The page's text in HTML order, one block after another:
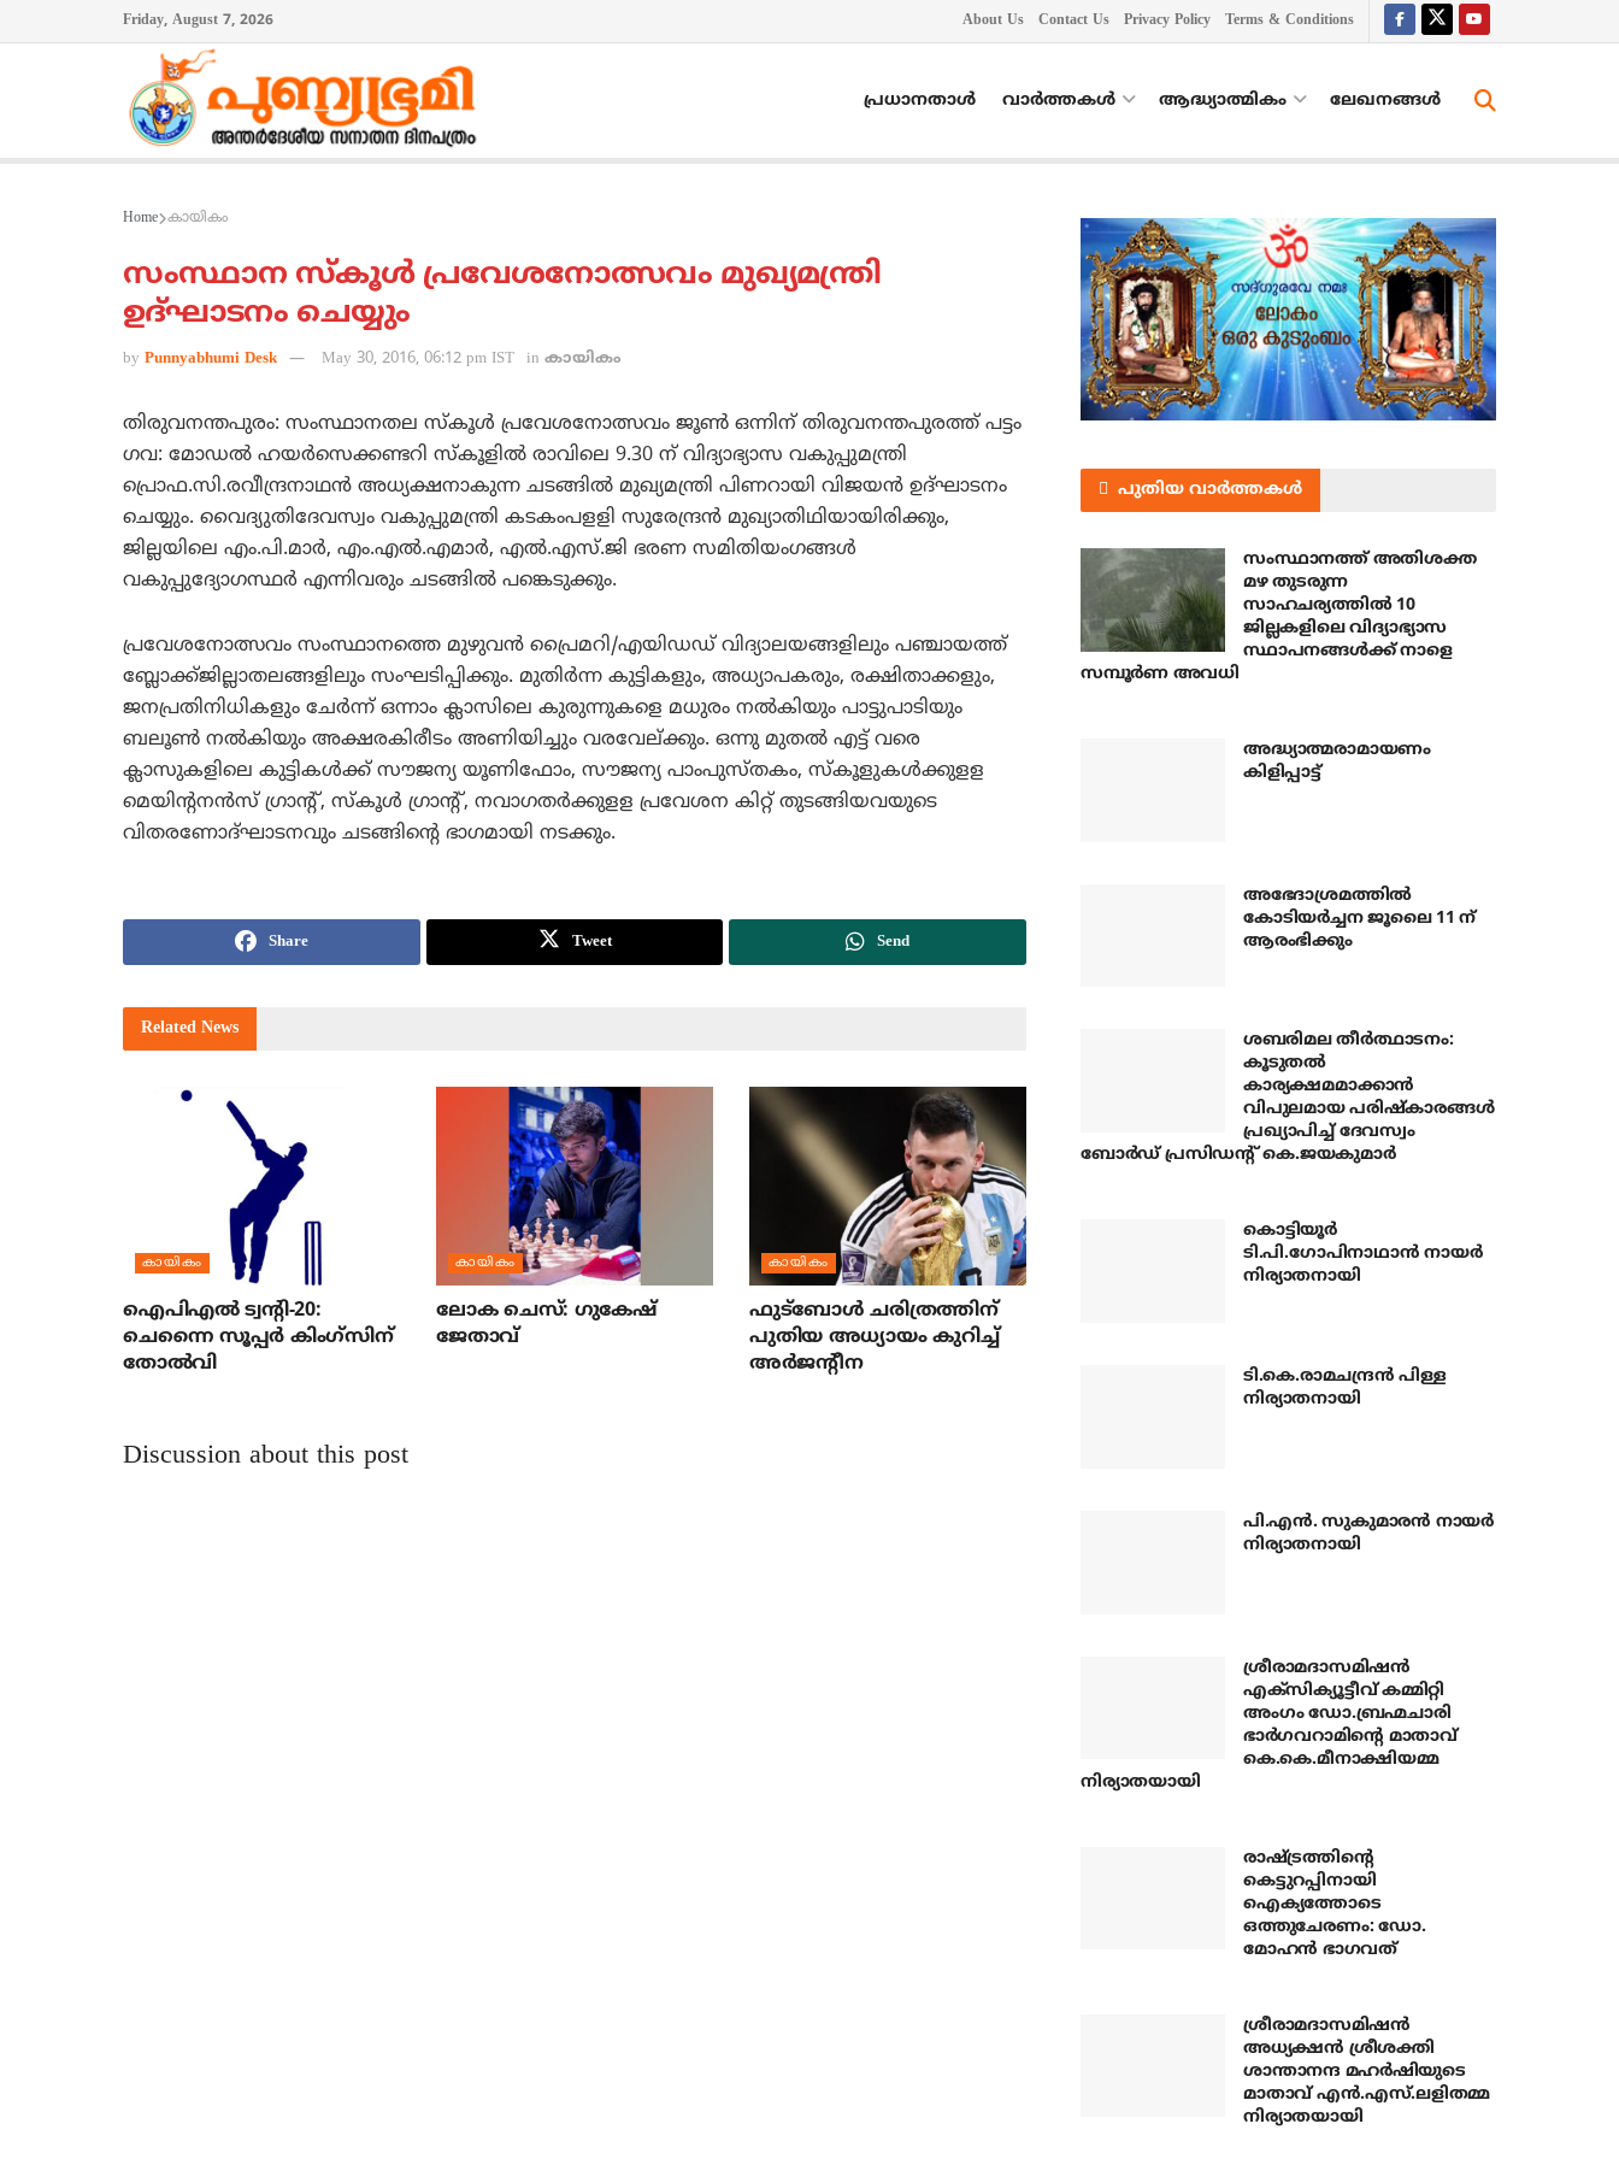
Friday, August 7, 2026 About Us Contact Us Privacy Policy Terms & Conditions
പ്രധാനതാൾ വാർത്തകൾ ആദ്ധ്യാത്മികം ലേഖനങ്ങള്‍
Home കായികം
സംസ്ഥാന സ്‌കൂള്‍ പ്രവേശനോത്സവം മുഖ്യമന്ത്രി
ഉദ്ഘാടനം ചെയ്യും
by Punnyabhumi Desk May 30, 2016, 06:12 pm IST in കായികം
തിരുവനന്തപുരം: സംസ്ഥാനതല സ്‌കൂള്‍ പ്രവേശനോത്സവം ജൂണ്‍ ഒന്നിന് തിരുവനന്തപുരത്ത് പട്ടം
ഗവ: മോഡല്‍ ഹയര്‍സെക്കണ്ടറി സ്‌കൂളില്‍ രാവിലെ 9.30 ന് വിദ്യാഭ്യാസ വകുപ്പുമന്ത്രി
പ്രൊഫ.സി.രവീന്ദ്രനാഥന്‍ അധ്യക്ഷനാകുന്ന ചടങ്ങില്‍ മുഖ്യമന്ത്രി പിണറായി വിജയന്‍ ഉദ്ഘാടനം
ചെയ്യും. വൈദ്യുതിദേവസ്വം വകുപ്പുമന്ത്രി കടകംപളളി സുരേന്ദ്രന്‍ മുഖ്യാതിഥിയായിരിക്കും,
ജില്ലയിലെ എം.പി.മാര്‍, എം.എല്‍.എമാര്‍, എല്‍.എസ്.ജി ഭരണ സമിതിയംഗങ്ങള്‍
വകുപ്പുദ്യോഗസ്ഥര്‍ എന്നിവരും ചടങ്ങില്‍ പങ്കെടുക്കും.
പ്രവേശനോത്സവം സംസ്ഥാനത്തെ മുഴുവന്‍ പ്രൈമറി/എയിഡഡ് വിദ്യാലയങ്ങളിലും പഞ്ചായത്ത്
ബ്ലോക്ക്ജില്ലാതലങ്ങളിലും സംഘടിപ്പിക്കും. മുതിര്‍ന്ന കുട്ടികളും, അധ്യാപകരും, രക്ഷിതാക്കളും,
ജനപ്രതിനിധികളും ചേര്‍ന്ന് ഒന്നാം ക്ലാസിലെ കുരുന്നുകളെ മധുരം നല്‍കിയും പാട്ടുപാടിയും
ബലൂണ്‍ നല്‍കിയും അക്ഷരകിരീടം അണിയിച്ചും വരവേല്ക്കും. ഒന്നു മുതല്‍ എട്ട് വരെ
ക്ലാസുകളിലെ കുട്ടികള്‍ക്ക് സൗജന്യ യൂണിഫോം, സൗജന്യ പാംപുസ്തകം, സ്‌കൂളുകള്‍ക്കുളള
മെയിന്റനന്‍സ് ഗ്രാന്റ്, സ്‌കൂള്‍ ഗ്രാന്റ്, നവാഗതര്‍ക്കുളള പ്രവേശന കിറ്റ് തുടങ്ങിയവയുടെ
വിതരണോദ്ഘാടനവും ചടങ്ങിന്റെ ഭാഗമായി നടക്കും.
Share Tweet Send
Related News
കായികം
ഐപിഎല്‍ ട്വന്റി-20:
ചെന്നൈ സൂപ്പര്‍ കിംഗ്‌സിന്
തോല്‍വി
കായികം
ലോക ചെസ്: ഗുകേഷ്
ജേതാവ്
കായികം
ഫുട്‌ബോള്‍ ചരിത്രത്തിന്
പുതിയ അധ്യായം കുറിച്ച്
അര്‍ജന്റീന
Discussion about this post
പുതിയ വാർത്തകൾ
സംസ്ഥാനത്ത് അതിശക്ത
മഴ തുടരുന്ന
സാഹചര്യത്തിൽ 10
ജില്ലകളിലെ വിദ്യാഭ്യാസ
സ്ഥാപനങ്ങൾക്ക് നാളെ
സമ്പൂർണ അവധി
അദ്ധ്യാത്മരാമായണം
കിളിപ്പാട്ട്
അഭേദാശ്രമത്തില്‍
കോടിയര്‍ച്ചന ജൂലൈ 11 ന്
ആരംഭിക്കും
ശബരിമല തീര്‍ത്ഥാടനം:
കൂടുതല്‍
കാര്യക്ഷമമാക്കാന്‍
വിപുലമായ പരിഷ്‌കാരങ്ങള്‍
പ്രഖ്യാപിച്ച് ദേവസ്വം
ബോര്‍ഡ് പ്രസിഡന്റ് കെ.ജയകുമാര്‍
കൊട്ടിയൂര്‍
ടി.പി.ഗോപിനാഥാന്‍ നായര്‍
നിര്യാതനായി
ടി.കെ.രാമചന്ദ്രന്‍ പിള്ള
നിര്യാതനായി
പി.എന്‍. സുകുമാരന്‍ നായര്‍
നിര്യാതനായി
ശ്രീരാമദാസമിഷന്‍
എക്‌സിക്യൂട്ടീവ് കമ്മിറ്റി
അംഗം ഡോ.ബ്രഹ്മചാരി
ഭാര്‍ഗവറാമിന്റെ മാതാവ്
കെ.കെ.മീനാക്ഷിയമ്മ
നിര്യാതയായി
രാഷ്ട്രത്തിന്റെ
കെട്ടുറപ്പിനായി
ഐക്യത്തോടെ
ഒത്തുചേരണം: ഡോ.
മോഹന്‍ ഭാഗവത്
ശ്രീരാമദാസമിഷന്‍
അധ്യക്ഷന്‍ ശ്രീശക്തി
ശാന്താനന്ദ മഹര്‍ഷിയുടെ
മാതാവ് എന്‍.എസ്.ലളിതമ്മ
നിര്യാതയായി